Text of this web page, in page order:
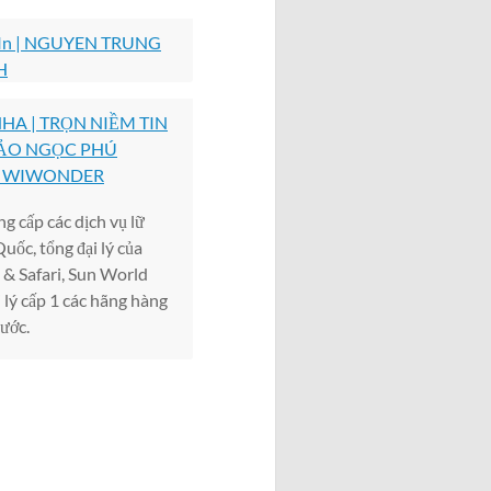
| NGUYEN TRUNG
| TRỌN NIỀM TIN
NGỌC PHÚ
cấp các dịch vụ lữ
tổng đại lý của
Safari, Sun World
cấp 1 các hãng hàng